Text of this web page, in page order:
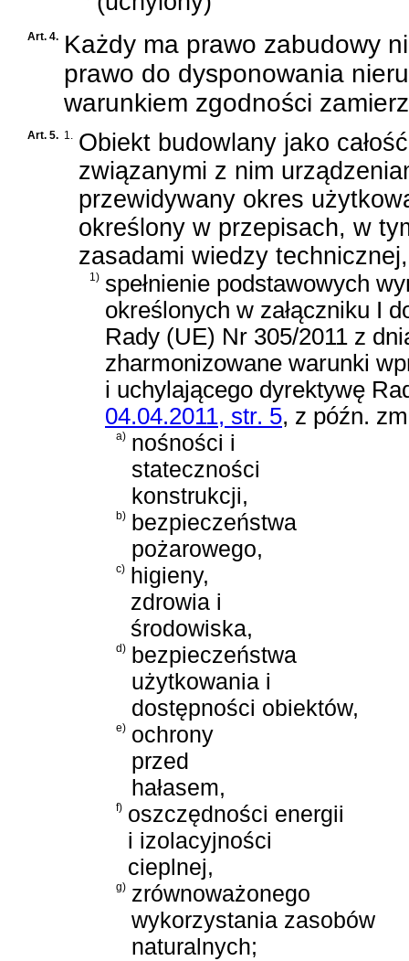
Art. 4. Każdy ma prawo zabudowy
prawo do dysponowania
warunkiem zgodności
Art. 5. 1. Obiekt budowlany jako
związanymi z nim
przewidywany okres
określony w przepisach, w
zasadami wiedzy
1) spełnienie podstawowych
określonych w załączniku I
Rady (UE) Nr 305/2011 z
zharmonizowane warunki
i uchylającego dyrektywę
04.04.2011, str. 5, z późn.
a) nośności i
stateczności
konstrukcji,
b) bezpieczeństwa
pożarowego,
c) higieny,
zdrowia i
środowiska,
d) bezpieczeństwa
użytkowania i
dostępności obiektów,
e) ochrony
przed
hałasem,
f) oszczędności energii
i izolacyjności
cieplnej,
g) zrównoważonego
wykorzystania zasobów
naturalnych;